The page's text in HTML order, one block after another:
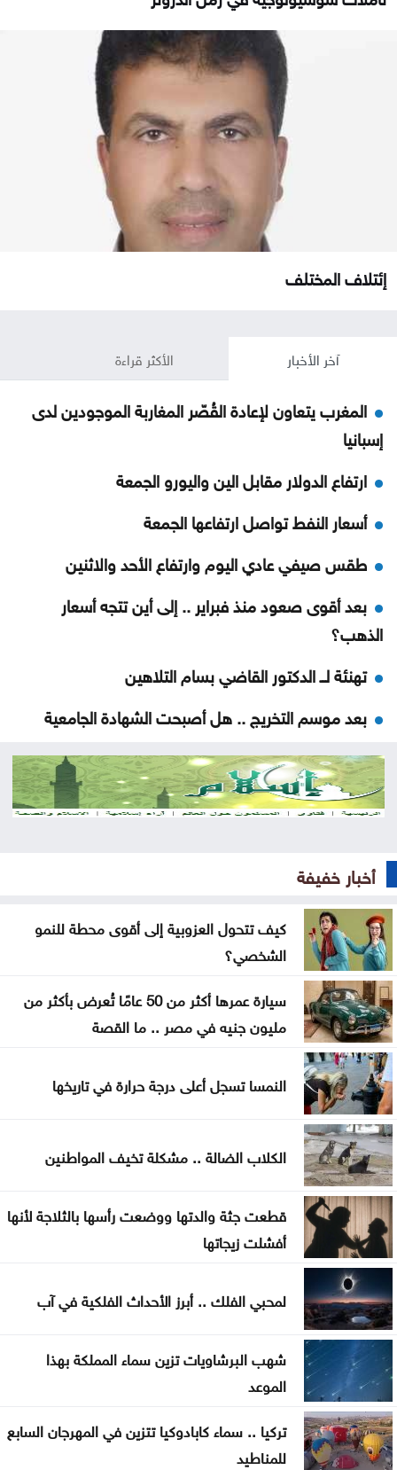
إئتلاف المختلف
آخر الأخبار الأكثر قراءة
المغرب يتعاون لإعادة القُصّر المغاربة الموجودين لدى
إسبانيا
ارتفاع الدولار مقابل الين واليورو الجمعة
أسعار النفط تواصل ارتفاعها الجمعة
طقس صيفي عادي اليوم وارتفاع الأحد والاثنين
بعد أقوى صعود منذ فبراير .. إلى أين تتجه أسعار
الذهب؟
تهنئة لــ الدكتور القاضي بسام التلاهين
بعد موسم التخريج .. هل أصبحت الشهادة الجامعية
العنف ضد المرأة .. حق ام جريمة اختيار
أخيراً العالم يكتشف سبتة
هل الزواج علاقة صحية
من كريم خان إلى بيدرو سانشيز… كلفة الوقوف مع
فلسطين
جون إسبوزيتو ومجتمعات الإسلام: أحد آخر النبلاء
دراسة حديثة: التحدث بأكثر من لغة يبطئ الشيخوخة
البيولوجية للدماغ
لا تغيير على موعد العودة للمدارس
أخبار خفيفة
كيف تتحول العزوبية إلى أقوى محطة للنمو
الشخصي؟
سيارة عمرها أكثر من 50 عامًا تُعرض بأكثر من
مليون جنيه في مصر .. ما القصة
النمسا تسجل أعلى درجة حرارة في تاريخها
الكلاب الضالة .. مشكلة تخيف المواطنين
قطعت جثة والدتها ووضعت رأسها بالثلاجة لأنها
أفشلت زيجاتها
لمحبي الفلك .. أبرز الأحداث الفلكية في آب
شهب البرشاويات تزين سماء المملكة بهذا
الموعد
تركيا .. سماء كابادوكيا تتزين في المهرجان السابع
للمناطيد